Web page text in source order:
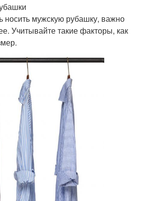
случаев
Рубашка без ремня
Рубашка без галстука
носить мужскую рубашку, важно
Учитывайте такие факторы, как